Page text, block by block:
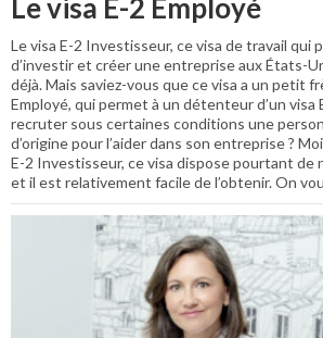
Le visa E-2 Employé
Le visa E-2 Investisseur, ce visa de travail qui
d’investir et créer une entreprise aux États-
déjà. Mais saviez-vous que ce visa a un petit
Employé, qui permet à un détenteur d’un
recruter sous certaines conditions une
d’origine pour l’aider dans son entreprise ?
E-2 Investisseur, ce visa dispose pourtant de
et il est relativement facile de l’obtenir. On